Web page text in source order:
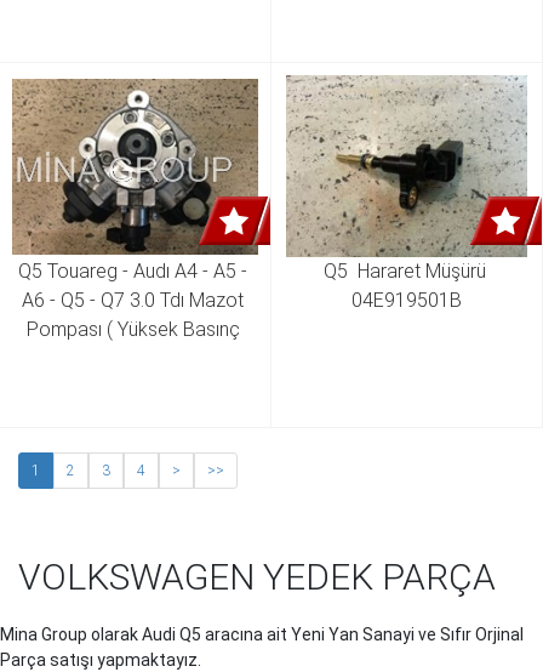
D
Q5 Touareg - Audı A4 - A5 -
A6 - Q5 - Q7 3.0 Tdı Mazot
Pompası ( Yüksek Basınç
Q5  Hararet Müşürü
04E919501B
1 2 3 4 > >>
VOLKSWAGEN YEDEK PARÇA
Mina Group olarak Audi Q5 aracına ait Yeni Yan Sanayi ve Sıfır Orjinal
Parça satışı yapmaktayız.